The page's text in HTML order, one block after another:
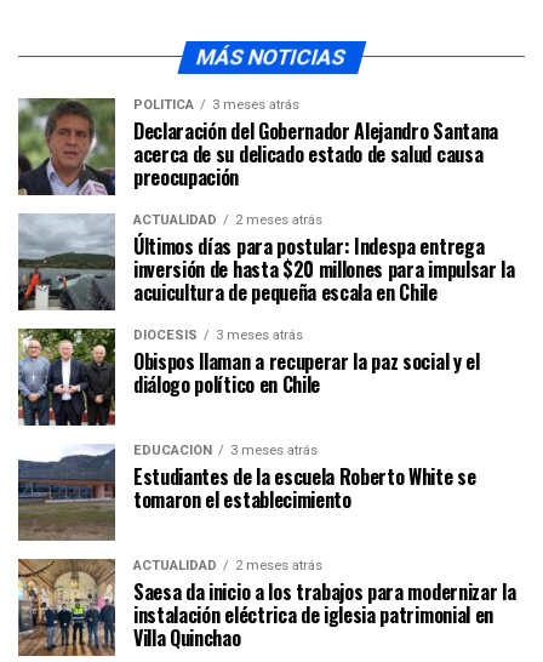
MÁS NOTICIAS
POLÍTICA 3 meses atrás
Declaración del Gobernador Alejandro Santana
acerca de su delicado estado de salud causa
preocupación
ACTUALIDAD 2 meses atrás
Últimos días para postular: Indespa entrega
inversión de hasta $20 millones para impulsar la
acuicultura de pequeña escala en Chile
DIÓCESIS 3 meses atrás
Obispos llaman a recuperar la paz social y el
diálogo político en Chile
EDUCACIÓN 3 meses atrás
Estudiantes de la escuela Roberto White se
tomaron el establecimiento
ACTUALIDAD 2 meses atrás
Saesa da inicio a los trabajos para modernizar la
instalación eléctrica de iglesia patrimonial en
Villa Quinchao